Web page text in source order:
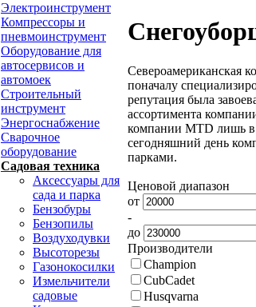
Электроинструмент
Компрессоры и
пневмоинструмент
Оборудование для
автосервисов и
автомоек
Строительный
инструмент
Энергоснабжение
Сварочное
оборудование
Садовая техника
Аксессуары для
сада и парка
Бензобуры
Бензопилы
Воздуходувки
Высоторезы
Газонокосилки
Измельчители
садовые
Североамериканская
поначалу
репутация была
ассортимента
компании MTD лишь в
сегодняшний день
парками.
Ценовой диапазон
от
-
до
Производители
Champion
CubCadet
Husqvarna